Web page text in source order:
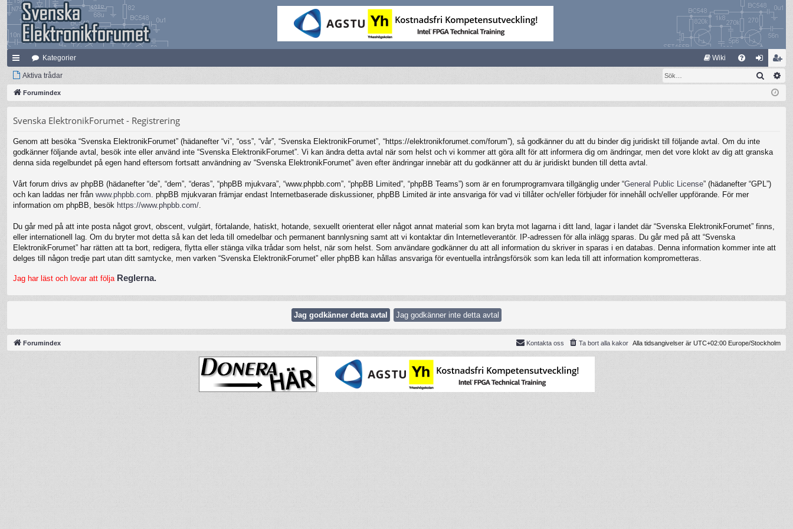
na
bb
ar
Kategorier Wiki
og li
m
Aktiva trådar Sök
Forumindex
Svenska ElektronikForumet - Registrering
Genom att besöka “Svenska ElektronikForumet” (hädanefter “vi”, “oss”, “vår”, “Svenska ElektronikForumet”, “https://elektronikforumet.com/forum”), så godkänner du att du binder dig juridiskt till följande avtal. Om du inte
godkänner följande avtal, besök inte eller använd inte “Svenska ElektronikForumet”. Vi kan ändra detta avtal när som helst och vi kommer att göra allt för att informera dig om ändringar, men det vore klokt av dig att granska
denna sida regelbundet på egen hand eftersom fortsatt användning av “Svenska ElektronikForumet” även efter ändringar innebär att du godkänner att du är juridiskt bunden till detta avtal.
Vårt forum drivs av phpBB (hädanefter “de”, “dem”, “deras”, “phpBB mjukvara”, “www.phpbb.com”, “phpBB Limited”, “phpBB Teams”) som är en forumprogramvara tillgänglig under “General Public License” (hädanefter “GPL”)
och kan laddas ner från www.phpbb.com . phpBB mjukvaran främjar endast Internetbaserade diskussioner, phpBB Limited är inte ansvariga för vad vi tillåter och/eller förbjuder för innehåll och/eller uppförande. För mer
information om phpBB, besök https://www.phpbb.com/
Du går med på att inte posta något grovt, obscent, vulgärt, förtalande, hatiskt, hotande, sexuellt orienterat eller något annat material som kan bryta mot lagarna i ditt land, lagar i landet där “Svenska ElektronikForumet” finns,
eller internationell lag. Om du bryter mot detta så kan det leda till omedelbar och permanent bannlysning samt att vi kontaktar din Internetleverantör. IP-adressen för alla inlägg sparas. Du går med på att “Svenska
ElektronikForumet” har rätten att ta bort, redigera, flytta eller stänga vilka trådar som helst, när som helst. Som användare godkänner du att all information du skriver in sparas i en databas. Denna information kommer inte att
delges till någon tredje part utan ditt samtycke, men varken “Svenska ElektronikForumet” eller phpBB kan hållas ansvariga för eventuella intrångsförsök som kan leda till att information komprometteras.
Jag har läst och lovar att följa Reglerna.
Forumindex Alla tidsangivelser är UTC+02:00 Europe/Stockholm
Ta bort alla kakor
Kontakta oss